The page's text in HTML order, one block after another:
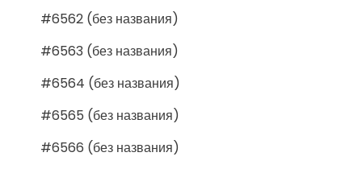
#6562 (без названия)
#6563 (без названия)
#6564 (без названия)
#6565 (без названия)
#6566 (без названия)